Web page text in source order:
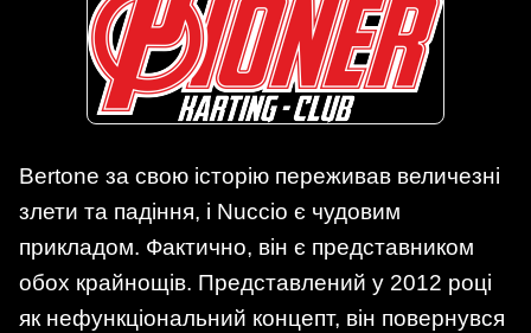
Bertone за свою історію переживав величезні
злети та падіння, і Nuccio є чудовим
прикладом. Фактично, він є представником
обох крайнощів. Представлений у 2012 році
як нефункціональний концепт, він повернувся